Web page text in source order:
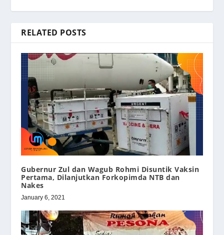
RELATED POSTS
Gubernur Zul dan Wagub Rohmi Disuntik Vaksin
Pertama, Dilanjutkan Forkopimda NTB dan
Nakes
January 6, 2021